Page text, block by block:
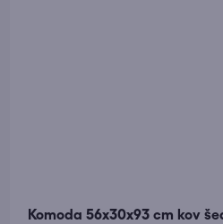
Komoda 56x30x93 cm kov